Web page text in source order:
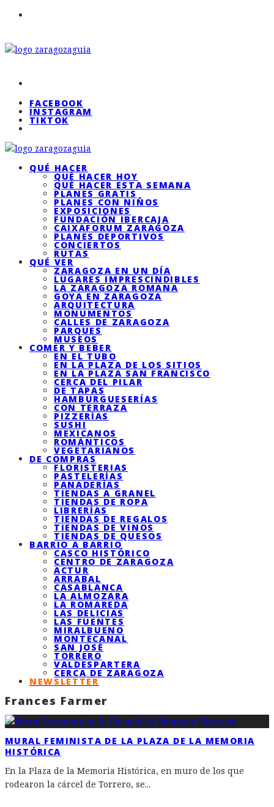
FACEBOOK
INSTAGRAM
TIKTOK
QUÉ HACER
QUÉ HACER HOY
QUÉ HACER ESTA SEMANA
PLANES GRATIS
PLANES CON NIÑOS
EXPOSICIONES
FUNDACIÓN IBERCAJA
CAIXAFORUM ZARAGOZA
PLANES DEPORTIVOS
CONCIERTOS
RUTAS
QUÉ VER
ZARAGOZA EN UN DÍA
LUGARES IMPRESCINDIBLES
LA ZARAGOZA ROMANA
GOYA EN ZARAGOZA
ARQUITECTURA
MONUMENTOS
CALLES DE ZARAGOZA
PARQUES
MUSEOS
COMER Y BEBER
EN EL TUBO
EN LA PLAZA DE LOS SITIOS
EN LA PLAZA SAN FRANCISCO
CERCA DEL PILAR
DE TAPAS
HAMBURGUESERÍAS
CON TERRAZA
PIZZERÍAS
SUSHI
MEXICANOS
ROMÁNTICOS
VEGETARIANOS
DE COMPRAS
FLORISTERIAS
PASTELERÍAS
PANADERÍAS
TIENDAS A GRANEL
TIENDAS DE ROPA
LIBRERÍAS
TIENDAS DE REGALOS
TIENDAS DE VINOS
TIENDAS DE QUESOS
BARRIO A BARRIO
CASCO HISTÓRICO
CENTRO DE ZARAGOZA
ACTUR
ARRABAL
CASABLANCA
LA ALMOZARA
LA ROMAREDA
LAS DELICIAS
LAS FUENTES
MIRALBUENO
MONTECANAL
SAN JOSÉ
TORRERO
VALDESPARTERA
CERCA DE ZARAGOZA
NEWSLETTER
Frances Farmer
MURAL FEMINISTA DE LA PLAZA DE LA MEMORIA
HISTÓRICA
En la Plaza de la Memoria Histórica, en muro de los que
rodearon la cárcel de Torrero, se...